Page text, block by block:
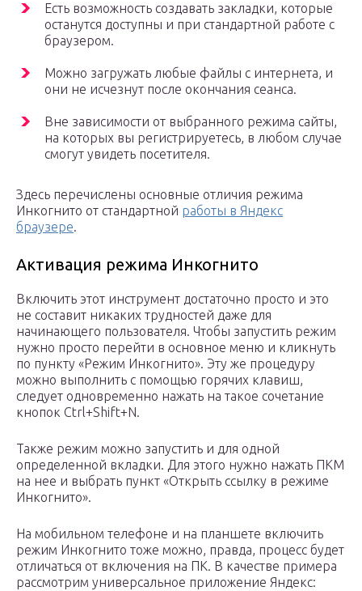
Есть возможность создавать закладки, которые
останутся доступны и при стандартной работе с
браузером.
Можно загружать любые файлы с интернета, и
они не исчезнут после окончания сеанса.
Вне зависимости от выбранного режима сайты,
на которых вы регистрируетесь, в любом случае
смогут увидеть посетителя.
Здесь перечислены основные отличия режима
Инкогнито от стандартной работы в Яндекс
браузере.
Активация режима Инкогнито
Включить этот инструмент достаточно просто и это
не составит никаких трудностей даже для
начинающего пользователя. Чтобы запустить режим
нужно просто перейти в основное меню и кликнуть
по пункту «Режим Инкогнито». Эту же процедуру
можно выполнить с помощью горячих клавиш,
следует одновременно нажать на такое сочетание
кнопок Ctrl+Shift+N.
Также режим можно запустить и для одной
определенной вкладки. Для этого нужно нажать ПКМ
на нее и выбрать пункт «Открыть ссылку в режиме
Инкогнито».
На мобильном телефоне и на планшете включить
режим Инкогнито тоже можно, правда, процесс будет
отличаться от включения на ПК. В качестве примера
рассмотрим универсальное приложение Яндекс: